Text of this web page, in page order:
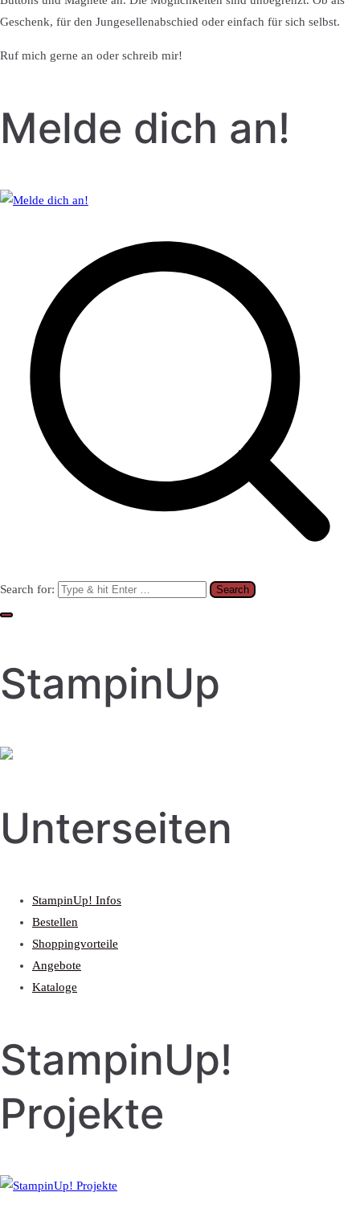
Geschenk, für den Jungesellenabschied oder einfach für sich selbst.
Ruf mich gerne an oder schreib mir!
Melde dich an!
Search for:
StampinUp
Unterseiten
StampinUp! Infos
Bestellen
Shoppingvorteile
Angebote
Kataloge
StampinUp!
Projekte